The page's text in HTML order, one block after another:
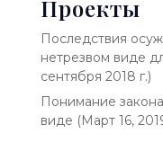
Проекты
Последствия
нетрезвом виде
сентября 2018 г.)
Понимание
виде (Март 16,